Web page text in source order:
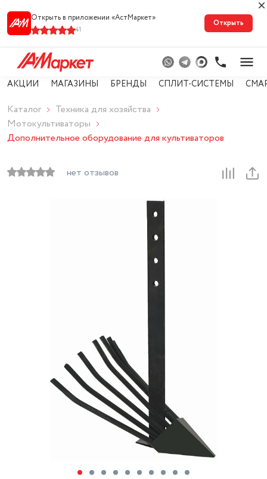
Открыть в приложении «АстМарке‪т‬»
41
Открыть
АКЦИИ МАГАЗИНЫ БРЕНДЫ СПЛИТ-СИСТЕМЫ
Каталог
Техника для хозяйства
Мотокультиваторы
Дополнительное оборудование для культиваторов
нет отзывов